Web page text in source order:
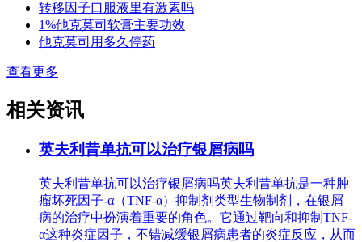
转移因子口服液里有激素吗
1%他克莫司软膏主要功效
他克莫司用多久停药
查看更多
相关资讯
英夫利昔单抗可以治疗银屑病吗
英夫利昔单抗可以治疗银屑病吗英夫利昔单抗是一种肿
瘤坏死因子-α（TNF-α）抑制剂类型生物制剂，在银屑
病的治疗中扮演着重要的角色。它通过靶向和抑制TNF-
α这种炎症因子，不错减缓银屑病患者的炎症反应，从而